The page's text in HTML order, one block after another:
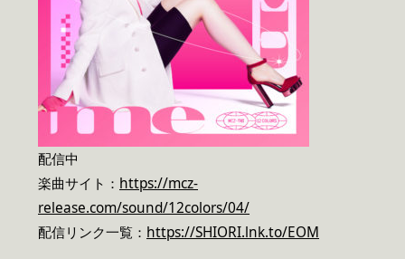
配信中
楽曲サイト： https://mcz-
release.com/sound/12colors/04/
配信リンク一覧： https://SHIORI.lnk.to/EOM